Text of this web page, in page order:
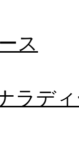
ス
ラデ